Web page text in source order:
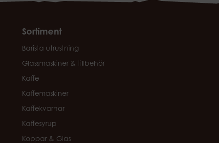
Sortiment
Barista utrustning
Glassmaskiner & tillbehör
Kaffe
Kaffemaskiner
Kaffekvarnar
Kaffesyrup
Koppar & Glas